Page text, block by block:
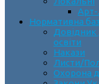
Арт-
Нормативна
Довідник
освіти
Накази
Листи/
Охорона